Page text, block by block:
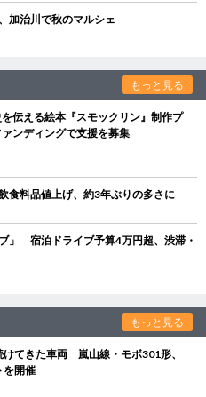
加治川で秋のマルシェ
もっと見る
伝える絵本『スモックリン』制作プ
ンディングで支援を募集
食料品値上げ、約3年ぶりの多さに
」 宿泊ドライブ予算4万円超、渋滞・
もっと見る
てきた車両 嵐山線・モボ301形、
を開催